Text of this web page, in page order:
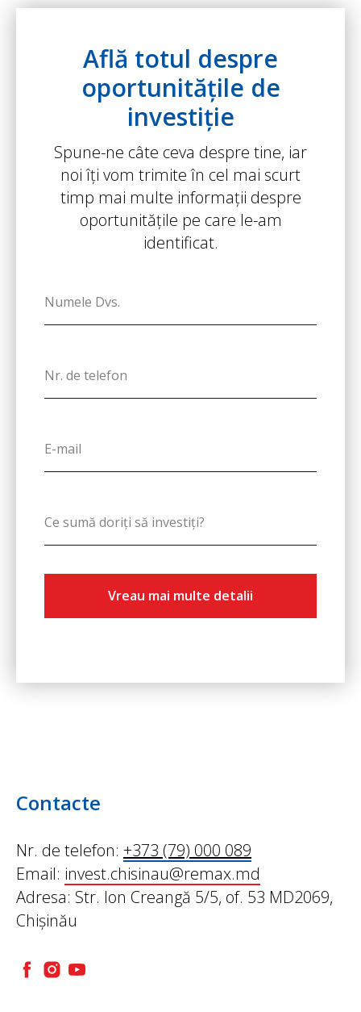
Află totul despre
oportunitățile de
investiție
Spune-ne câte ceva despre tine, iar
noi îți vom trimite în cel mai scurt
timp mai multe informații despre
oportunitățile pe care le-am
identificat.
Vreau mai multe detalii
Contacte
Nr. de telefon: +373 (79) 000 089
Email: invest.chisinau@remax.md
Adresa: Str. Ion Creangă 5/5, of. 53 MD2069,
Chișinău